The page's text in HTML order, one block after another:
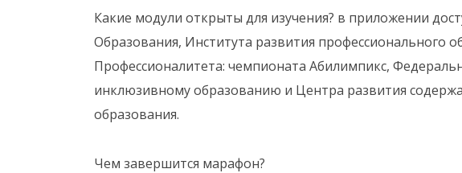
Какие модули открыты для изучения? в приложении
Образования, Института развития профессионального
Профессионалитета: чемпионата Абилимпикс,
инклюзивному образованию и Центра развития
образования.
Чем завершится марафон?